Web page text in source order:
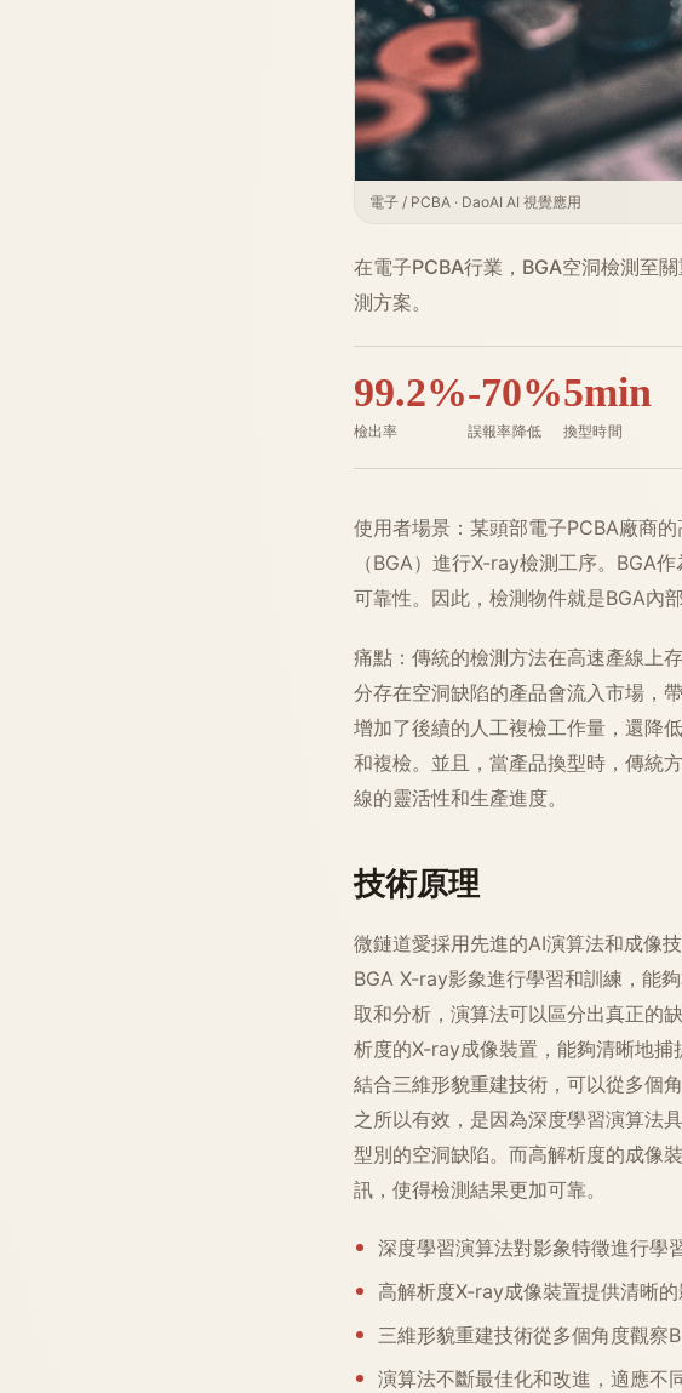
電子 / PCBA · DaoAI AI 視覺應用
在電子PCBA行業，BGA空洞檢測至
測方案。
99.2%
檢出率
-70%
誤報率降低
5min
換型時間
使用者場景：某頭部電子PCBA廠商
（BGA）進行X-ray檢測工序。BGA
可靠性。因此，檢測物件就是BGA內
痛點：傳統的檢測方法在高速產線上
分存在空洞缺陷的產品會流入市場，
增加了後續的人工複檢工作量，還降
和複檢。並且，當產品換型時，傳統
線的靈活性和生產進度。
技術原理
微鏈道愛採用先進的AI演算法和成像
BGA X-ray影象進行學習和訓練，能
取和分析，演算法可以區分出真正的
析度的X-ray成像裝置，能夠清晰地捕
結合三維形貌重建技術，可以從多個
之所以有效，是因為深度學習演算法
型別的空洞缺陷。而高解析度的成像
訊，使得檢測結果更加可靠。
深度學習演算法對影象特徵進行學
高解析度X-ray成像裝置提供清晰的
三維形貌重建技術從多個角度觀察
演算法不斷最佳化和改進，適應不